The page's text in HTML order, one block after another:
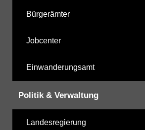
Bürgerämter
Jobcenter
Einwanderungsamt
Politik & Verwaltung
Landesregierung